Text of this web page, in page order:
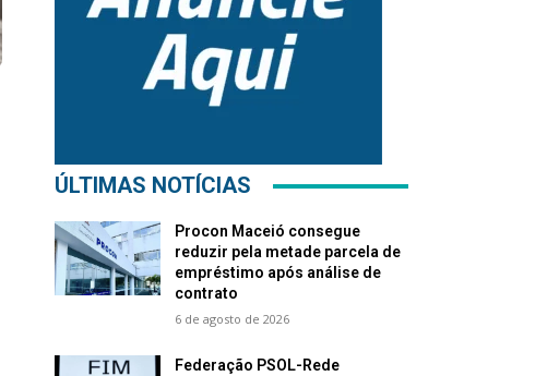
ÚLTIMAS NOTÍCIAS
Procon Maceió consegue
reduzir pela metade parcela de
empréstimo após análise de
contrato
6 de agosto de 2026
Federação PSOL-Rede